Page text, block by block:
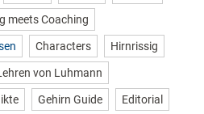
meets Coaching
Characters Hirnrissig
von Luhmann
Gehirn Guide Editorial